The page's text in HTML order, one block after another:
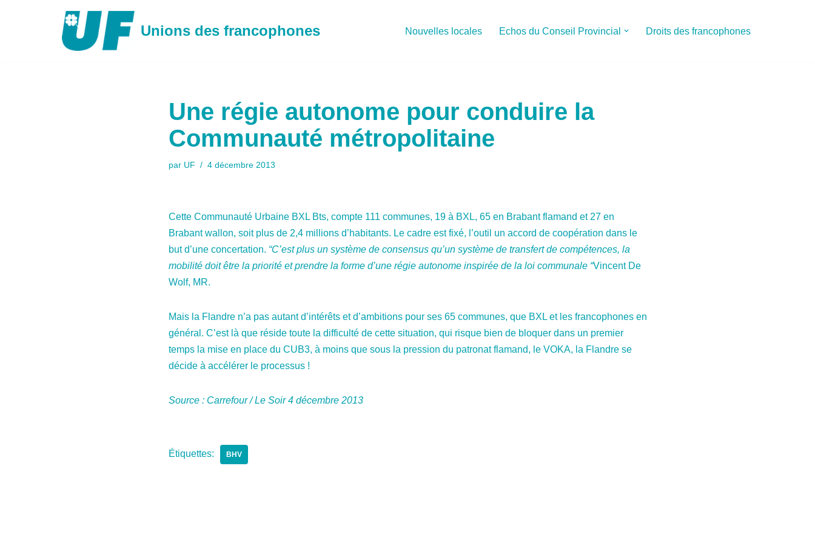
Unions des francophones Nouvelles locales Echos du Conseil Provincial Droits des francophones
Une régie autonome pour conduire la
Communauté métropolitaine
par UF 4 décembre 2013
Cette Communauté Urbaine BXL Bts, compte 111 communes, 19 à BXL, 65 en Brabant flamand et 27 en
Brabant wallon, soit plus de 2,4 millions d’habitants. Le cadre est fixé, l’outil un accord de coopération dans le
but d’une concertation. “C’est plus un système de consensus qu’un système de transfert de compétences, la
mobilité doit être la priorité et prendre la forme d’une régie autonome inspirée de la loi communale “Vincent De
Wolf, MR.
Mais la Flandre n’a pas autant d’intérêts et d’ambitions pour ses 65 communes, que BXL et les francophones en
général. C’est là que réside toute la difficulté de cette situation, qui risque bien de bloquer dans un premier
temps la mise en place du CUB3, à moins que sous la pression du patronat flamand, le VOKA, la Flandre se
décide à accélérer le processus !
Source : Carrefour / Le Soir 4 décembre 2013
Étiquettes: BHV